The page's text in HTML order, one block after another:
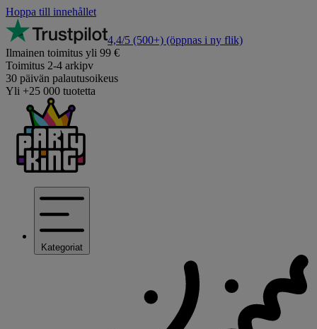
Hoppa till innehållet
4,4/5 (500+) (öppnas i ny flik)
Ilmainen toimitus yli 99 €
Toimitus 2-4 arkipv
30 päivän palautusoikeus
Yli +25 000 tuotetta
Kategoriat